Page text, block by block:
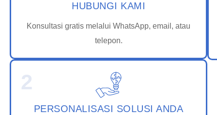
HUBUNGI KAMI
Konsultasi gratis melalui WhatsApp, email, atau
telepon.
PERSONALISASI SOLUSI ANDA
2